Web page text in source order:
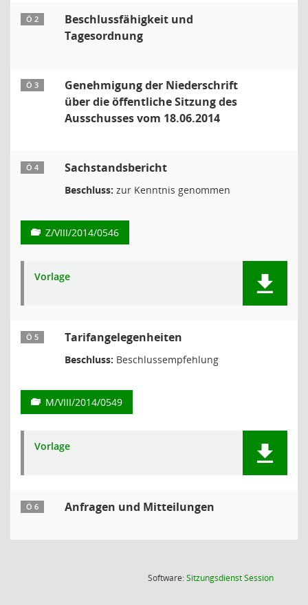
Ö 2
Beschlussfähigkeit und
Tagesordnung
Ö 3
Genehmigung der Niederschrift
über die öffentliche Sitzung des
Ausschusses vom 18.06.2014
Ö 4 Sachstandsbericht
Beschluss: zur Kenntnis genommen
Z/VIII/2014/0546
Vorlage
Ö 5 Tarifangelegenheiten
Beschluss: Beschlussempfehlung
M/VIII/2014/0549
Vorlage
Ö 6 Anfragen und Mitteilungen
Software:SitzungsdienstSession(Wird in